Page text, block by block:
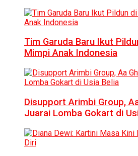
Tim Garuda Baru Ikut
Mimpi Anak Indonesia
Disupport Arimbi Group,
Juarai Lomba Gokart di